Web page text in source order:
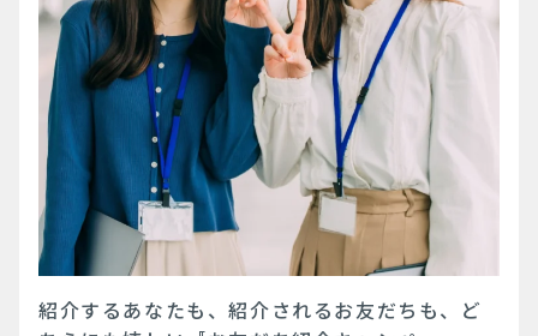
紹介するあなたも、紹介されるお友だちも、ど